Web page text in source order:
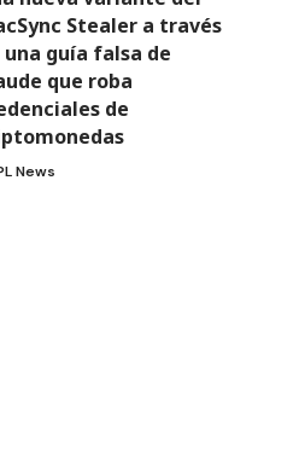
Stealer a través
una guía falsa de
que roba
de
News